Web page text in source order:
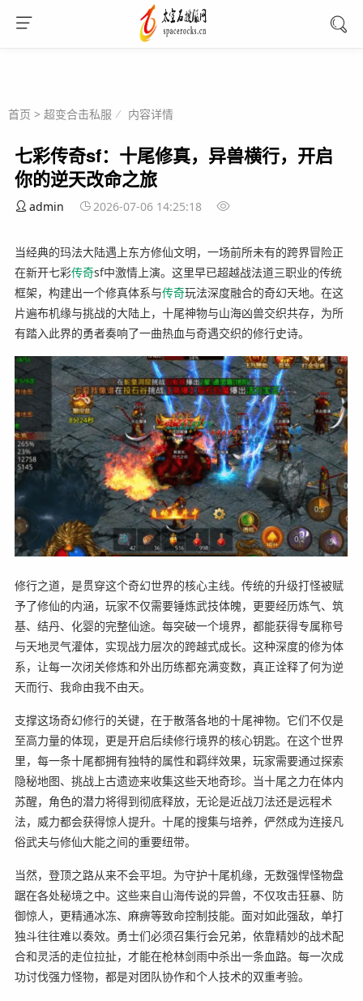
首页 > 超变合击私服 内容详情
七彩传奇sf：十尾修真，异兽横行，开启
你的逆天改命之旅
admin 2026-07-06 14:25:18
当经典的玛法大陆遇上东方修仙文明，一场前所未有的跨界冒险正
在新开七彩传奇sf中激情上演。这里早已超越战法道三职业的传统
框架，构建出一个修真体系与传奇玩法深度融合的奇幻天地。在这
片遍布机缘与挑战的大陆上，十尾神物与山海凶兽交织共存，为所
有踏入此界的勇者奏响了一曲热血与奇遇交织的修行史诗。
修行之道，是贯穿这个奇幻世界的核心主线。传统的升级打怪被赋
予了修仙的内涵，玩家不仅需要锤炼武技体魄，更要经历炼气、筑
基、结丹、化婴的完整仙途。每突破一个境界，都能获得专属称号
与天地灵气灌体，实现战力层次的跨越式成长。这种深度的修为体
系，让每一次闭关修炼和外出历练都充满变数，真正诠释了何为逆
天而行、我命由我不由天。
支撑这场奇幻修行的关键，在于散落各地的十尾神物。它们不仅是
至高力量的体现，更是开启后续修行境界的核心钥匙。在这个世界
里，每一条十尾都拥有独特的属性和羁绊效果，玩家需要通过探索
隐秘地图、挑战上古遗迹来收集这些天地奇珍。当十尾之力在体内
苏醒，角色的潜力将得到彻底释放，无论是近战刀法还是远程术
法，威力都会获得惊人提升。十尾的搜集与培养，俨然成为连接凡
俗武夫与修仙大能之间的重要纽带。
当然，登顶之路从来不会平坦。为守护十尾机缘，无数强悍怪物盘
踞在各处秘境之中。这些来自山海传说的异兽，不仅攻击狂暴、防
御惊人，更精通冰冻、麻痹等致命控制技能。面对如此强敌，单打
独斗往往难以奏效。勇士们必须召集行会兄弟，依靠精妙的战术配
合和灵活的走位拉扯，才能在枪林剑雨中杀出一条血路。每一次成
功讨伐强力怪物，都是对团队协作和个人技术的双重考验。